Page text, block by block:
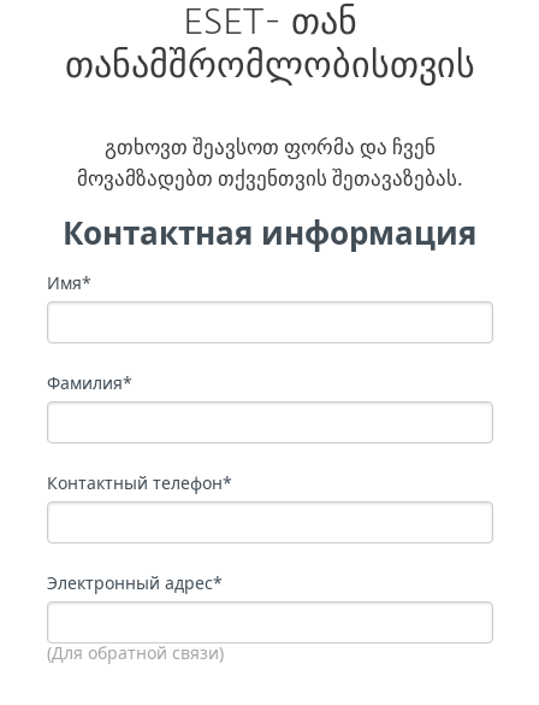
ESET- თან
თანამშრომლობისთვის
გთხოვთ შეავსოთ ფორმა და ჩვენ
მოვამზადებთ თქვენთვის შეთავაზებას.